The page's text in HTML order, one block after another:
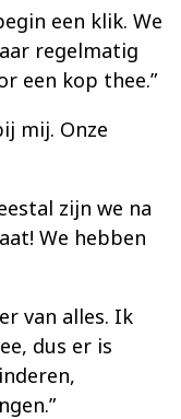
een klik. We
regelmatig
een kop thee.”
mij. Onze
zijn we na
We hebben
van alles. Ik
dus er is